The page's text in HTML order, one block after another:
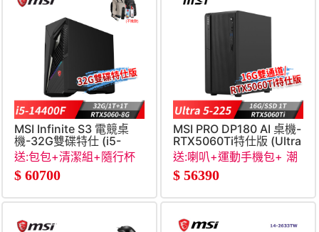
MSI Infinite S3 電競桌
機-32G雙碟特仕 (i5-
14400F&#47;32G&#47;1T+1T&#47;RTX5060-
8G&#47;Win11)
送:包包+清潔組+隨行杯
+RJ45轉接線
$ 60700
MSI PRO DP180 AI 桌機-
RTX5060Ti特仕版 (Ultra
5-
送:喇叭+運動手機包+ 潮
帽+RJ45轉接線
$ 56390